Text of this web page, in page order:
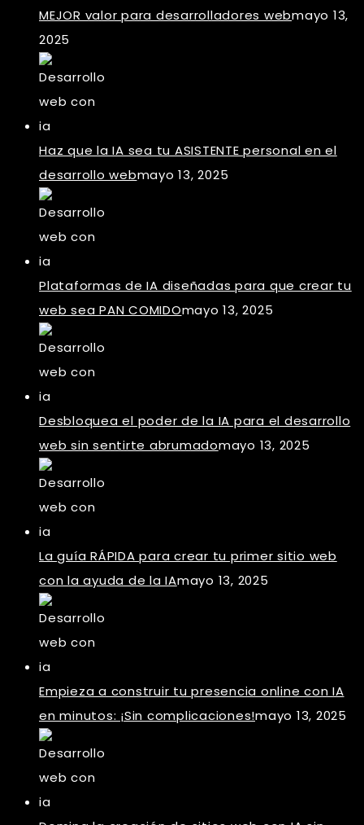
MEJOR valor para desarrolladores webmayo 13,
2025
Haz que la IA sea tu ASISTENTE personal en el
desarrollo webmayo 13, 2025
Plataformas de IA diseñadas para que crear tu
web sea PAN COMIDOmayo 13, 2025
Desbloquea el poder de la IA para el desarrollo
web sin sentirte abrumadomayo 13, 2025
La guía RÁPIDA para crear tu primer sitio web
con la ayuda de la IAmayo 13, 2025
Empieza a construir tu presencia online con IA
en minutos: ¡Sin complicaciones!mayo 13, 2025